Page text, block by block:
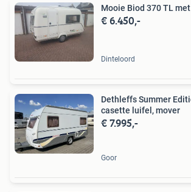
Mooie Biod 370 TL
€ 6.450,-
Dinteloord
Dethleffs Summer
casette luifel, mover
€ 7.995,-
Goor